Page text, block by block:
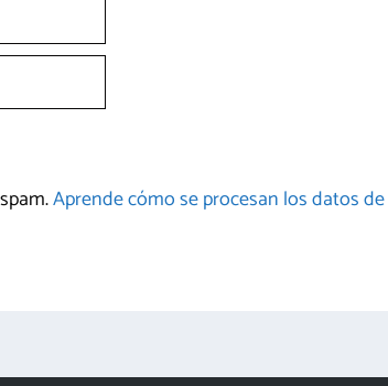
Aprende cómo se procesan los datos